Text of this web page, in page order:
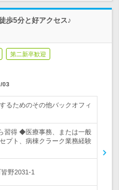
歩5分と好アクセス♪
第二新卒歓迎
03
るためのその他バックオフィ
習得 ◆医療事務、または一般
プト、病棟クラーク業務経験
野2031-1